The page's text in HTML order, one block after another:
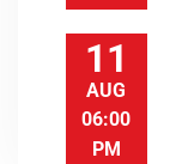
11
AUG
06:00
PM